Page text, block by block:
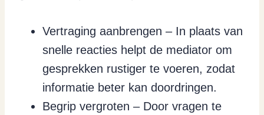
Vertraging aanbrengen – In plaats van
snelle reacties helpt de mediator om
gesprekken rustiger te voeren, zodat
informatie beter kan doordringen.
Begrip vergroten – Door vragen te